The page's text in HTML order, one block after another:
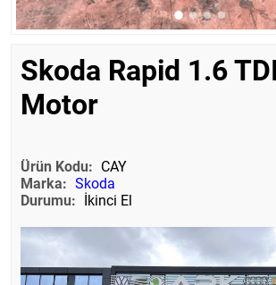
Skoda Rapid 1.6
Motor
Ürün Kodu: CAY
Marka: Skoda
Durumu: İkinci El